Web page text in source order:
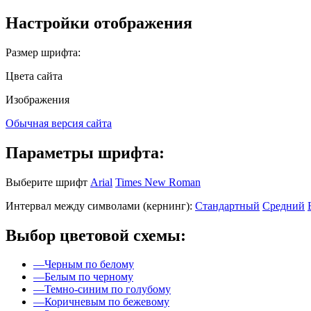
Настройки отображения
Размер шрифта:
Цвета сайта
Изображения
Обычная версия сайта
Параметры шрифта:
Выберите шрифт Arial Times New Roman
Интервал между символами (кернинг): Стандартный Средний
Выбор цветовой схемы:
—Черным по белому
—Белым по черному
—Темно-синим по голубому
—Коричневым по бежевому